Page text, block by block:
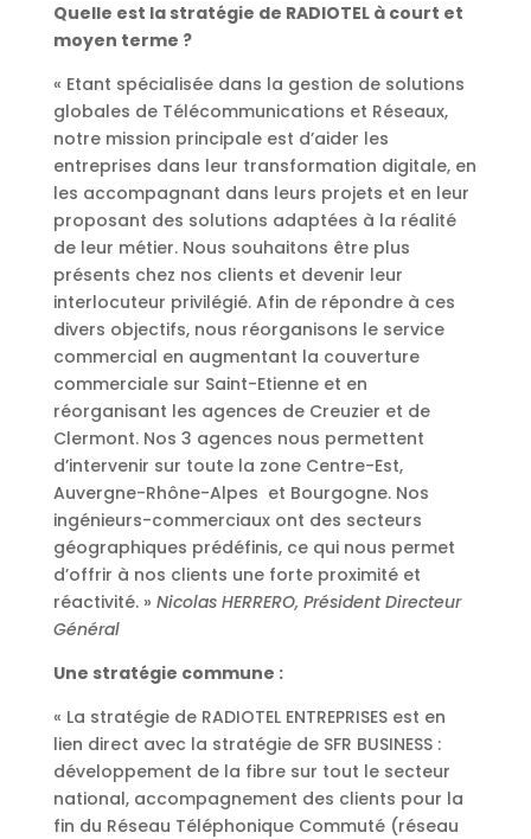
Quelle est la stratégie de RADIOTEL à court et
moyen terme ?
« Etant spécialisée dans la gestion de solutions
globales de Télécommunications et Réseaux,
notre mission principale est d’aider les
entreprises dans leur transformation digitale, en
les accompagnant dans leurs projets et en leur
proposant des solutions adaptées à la réalité
de leur métier. Nous souhaitons être plus
présents chez nos clients et devenir leur
interlocuteur privilégié. Afin de répondre à ces
divers objectifs, nous réorganisons le service
commercial en augmentant la couverture
commerciale sur Saint-Etienne et en
réorganisant les agences de Creuzier et de
Clermont. Nos 3 agences nous permettent
d’intervenir sur toute la zone Centre-Est,
Auvergne-Rhône-Alpes et Bourgogne. Nos
ingénieurs-commerciaux ont des secteurs
géographiques prédéfinis, ce qui nous permet
d’offrir à nos clients une forte proximité et
réactivité. » Nicolas HERRERO, Président Directeur
Général
Une stratégie commune :
« La stratégie de RADIOTEL ENTREPRISES est en
lien direct avec la stratégie de SFR BUSINESS :
développement de la fibre sur tout le secteur
national, accompagnement des clients pour la
fin du Réseau Téléphonique Commuté (réseau